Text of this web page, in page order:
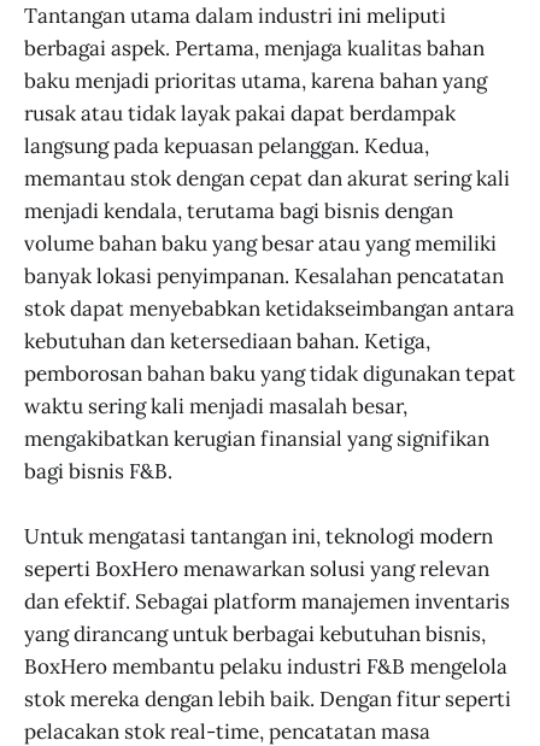
Tantangan utama dalam industri ini meliputi
berbagai aspek. Pertama, menjaga kualitas bahan
baku menjadi prioritas utama, karena bahan yang
rusak atau tidak layak pakai dapat berdampak
langsung pada kepuasan pelanggan. Kedua,
memantau stok dengan cepat dan akurat sering kali
menjadi kendala, terutama bagi bisnis dengan
volume bahan baku yang besar atau yang memiliki
banyak lokasi penyimpanan. Kesalahan pencatatan
stok dapat menyebabkan ketidakseimbangan antara
kebutuhan dan ketersediaan bahan. Ketiga,
pemborosan bahan baku yang tidak digunakan tepat
waktu sering kali menjadi masalah besar,
mengakibatkan kerugian finansial yang signifikan
bagi bisnis F&B.
Untuk mengatasi tantangan ini, teknologi modern
seperti BoxHero menawarkan solusi yang relevan
dan efektif. Sebagai platform manajemen inventaris
yang dirancang untuk berbagai kebutuhan bisnis,
BoxHero membantu pelaku industri F&B mengelola
stok mereka dengan lebih baik. Dengan fitur seperti
pelacakan stok real-time, pencatatan masa